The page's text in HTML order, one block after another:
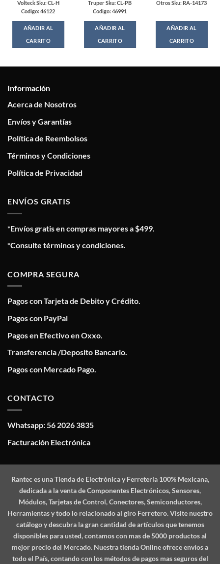
Volteck Sku: CL-H
Codigo: 46122
AÑADIR AL
CARRITO
Truper Sku: CL-PB
Codigo: 46991
AÑADIR AL
CARRITO
Otros Sku: RA-14173
AÑADIR AL
CARRITO
Información
Acerca de Nosotros
Envíos y Garantías
Política de Reembolsos
Términos y Condiciones
Política de Privacidad
ENVÍOS GRATIS
*Envíos gratis en compras mayores a $499.
*Consulte términos y condiciones.
COMPRA SEGURA
Pagos con Tarjeta de Debito y Crédito.
Pagos con PayPal
Pagos en Efectivo en Oxxo.
Transferencia /Deposito Bancario.
Pagos con Mercado Pago.
CONTACTO
Whatsapp: 56 2026 3835
Facturación Electrónica
Ranteces una Tienda de Electrónica y Ferretería 100% Mexicana,
dedicada a la venta de Componentes Electrónicos, Sensores,
Módulos, Tarjetas de Control, Conectores, Semiconductores,
Herramientas y todo lo relacionado al giro Ferretero. Visite nuestro
catálogo y descubra la gran cantidad de artículos que tenemos
disponibles para usted, contamos con mas de 5000 productos al
mejor precio del Mercado. Nuestra tienda Online ofrece envíos a
todo el País, contando con los métodos de pagos mas seguros del